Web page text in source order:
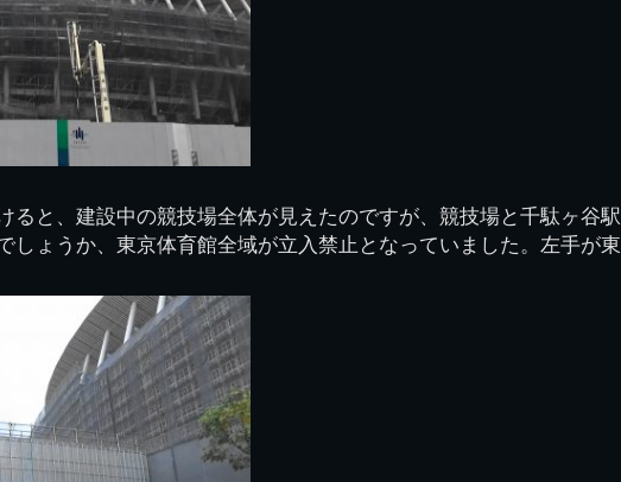
ると、建設中の競技場全体が見えたのですが、競技場と千駄ヶ谷駅
しょうか、東京体育館全域が立入禁止となっていました。左手が東